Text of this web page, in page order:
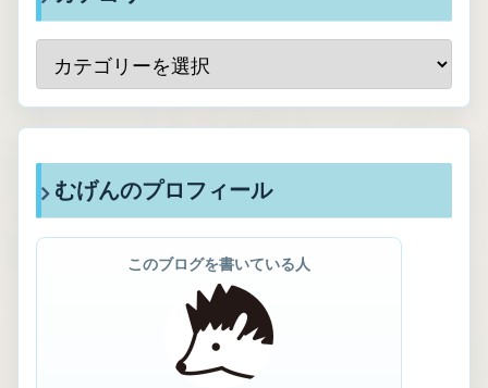
むげんのプロフィール
このブログを書いている人